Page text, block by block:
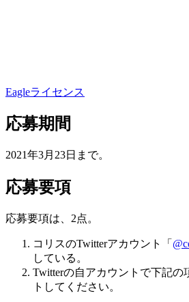
Eagleライセンス
応募期間
2021年3月23日まで。
応募要項
応募要項は、2点。
コリスのTwitterアカウント「
している。
Twitterの自アカウントで下記の
トしてください。